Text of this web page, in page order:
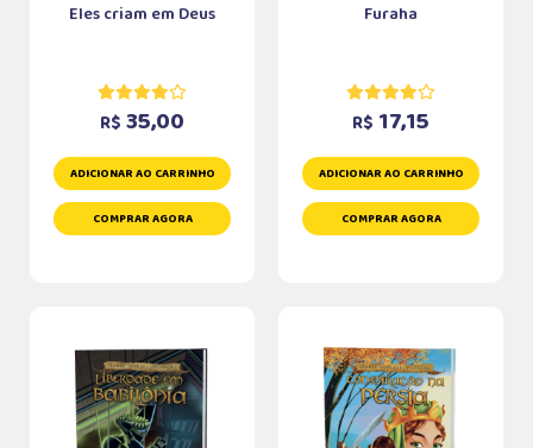
Eles criam em Deus
R$ 35,00
ADICIONAR AO CARRINHO
COMPRAR AGORA
Furaha
R$ 17,15
ADICIONAR AO CARRINHO
COMPRAR AGORA